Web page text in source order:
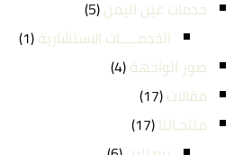
خدمات عين اليمن(5)
الخدمـــــات الاستشارية(1)
صور الواجهة(4)
مقالات(17)
منتجـاتنا (17)